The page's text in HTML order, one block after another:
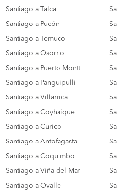
Santiago a Talca
Santiago a Pucón
Santiago a Temuco
Santiago a Osorno
Santiago a Puerto Montt
Santiago a Panguipulli
Santiago a Villarrica
Santiago a Coyhaique
Santiago a Curico
Santiago a Antofagasta
Santiago a Coquimbo
Santiago a Viña del Mar
Santiago a Ovalle